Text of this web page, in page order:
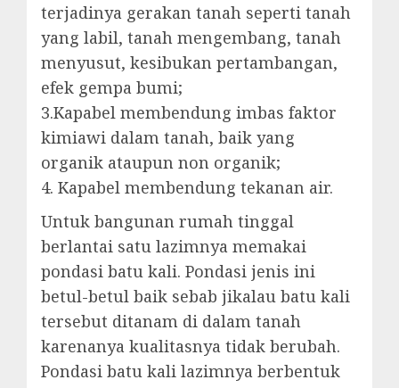
terjadinya gerakan tanah seperti tanah
yang labil, tanah mengembang, tanah
menyusut, kesibukan pertambangan,
efek gempa bumi;
3.Kapabel membendung imbas faktor
kimiawi dalam tanah, baik yang
organik ataupun non organik;
4. Kapabel membendung tekanan air.
Untuk bangunan rumah tinggal
berlantai satu lazimnya memakai
pondasi batu kali. Pondasi jenis ini
betul-betul baik sebab jikalau batu kali
tersebut ditanam di dalam tanah
karenanya kualitasnya tidak berubah.
Pondasi batu kali lazimnya berbentuk